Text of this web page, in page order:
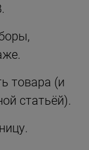
товара (и
статьёй).